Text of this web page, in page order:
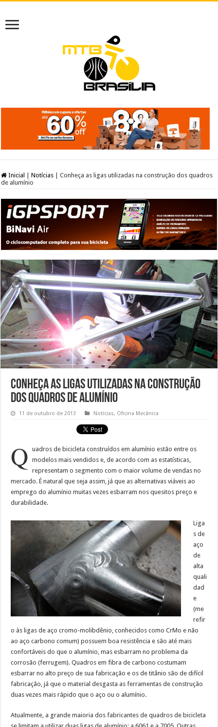
Inicial Notícias
Conheça as ligas utilizadas na construção dos quadros
de alumínio
Conheça as ligas utilizadas na construção
dos quadros de alumínio
11 de outubro de 2013 Notícias, Oficina Mecânica
Q
uadros de bicicleta construídos em alumínio estão entre os
modelos mais vendidos e, de acordo com as estatísticas,
representam o segmento com o maior volume de vendas no
mercado. É natural que seja assim, já que as alternativas viáveis ao
emprego do alumínio muitas vezes esbarram nos quesitos preço e
durabilidade.
Liga
s de
aço
de
alta
quali
dad
e
(me
refir
o às ligas de aço cromo-molibdênio, conhecidos como CrMo e não
ao aço carbono comum) possuem boa resistência e são até mais
confortáveis do que o alumínio, mas esbarram no problema da
corrosão (ferrugem). Quadros em fibra de carbono costumam
esbarrar no alto preço de sua fabricação e os de titânio são de difícil
fabricação, já que o material desgasta as ferramentas de construção
duas vezes mais rápido que o aço ou o alumínio.
Atualmente, a grande maioria dos fabricantes de quadros de bicicleta